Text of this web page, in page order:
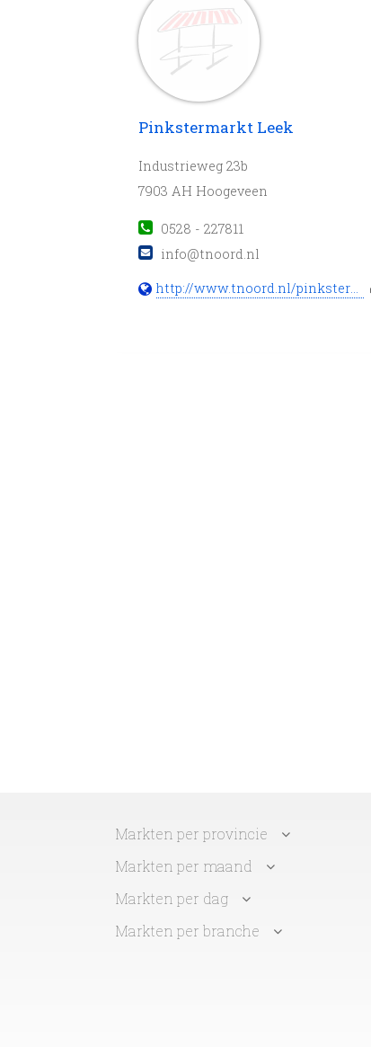
Pinkstermarkt Leek
Industrieweg 23b
7903 AH Hoogeveen
0528 - 227811
info@tnoord.nl
http://www.tnoord.nl/pinkstermarkt/pinkstermarkt.html
Markten per provincie
Markten per maand
Markten per dag
Markten per branche